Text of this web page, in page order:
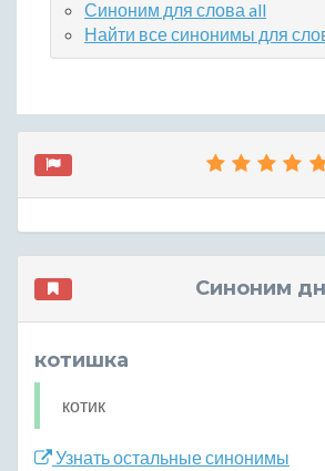
Синоним для слова all
Найти все синонимы для
Синоним
котишка
котик
Узнать остальные синонимы